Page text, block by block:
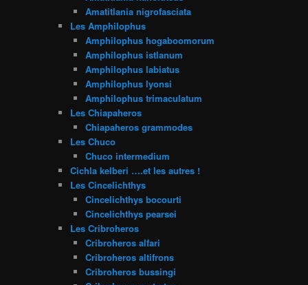
Amatitlania nigrofasciata
Les Amphilophus
Amphilophus hogaboomorum
Amphilophus istlanum
Amphilophus labiatus
Amphilophus lyonsi
Amphilophus trimaculatum
Les Chiapaheros
Chiapaheros grammodes
Les Chuco
Chuco intermedium
Cichla kelberi ….et les autres !
Les Cincelichthys
Cincelichthys bocourti
Cincelichthys pearsei
Les Cribroheros
Cribroheros alfari
Cribroheros altifrons
Cribroheros bussingi